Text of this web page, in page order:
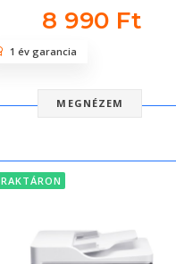
8 990 Ft
MEGNÉZEM
1 év garancia
RAKTÁRON